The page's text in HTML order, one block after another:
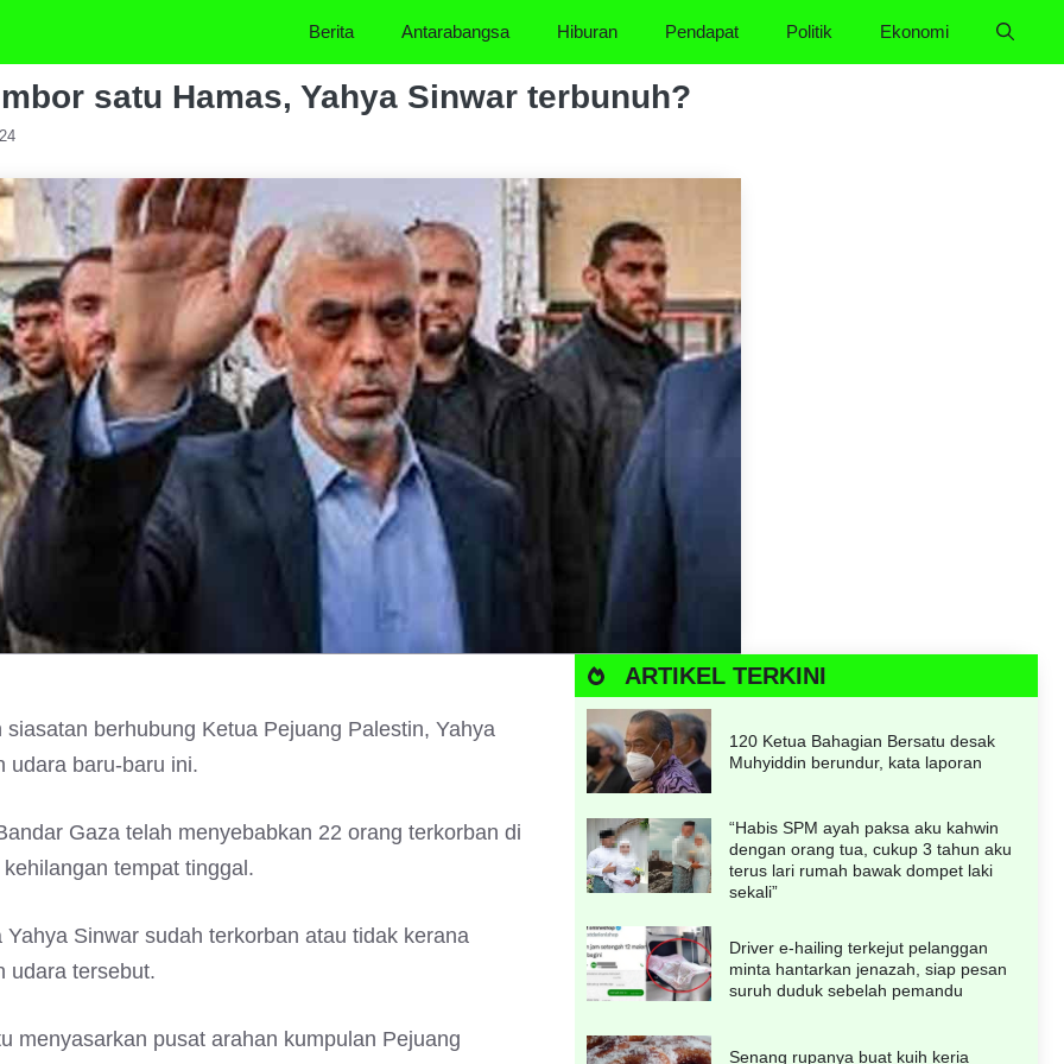
Berita Antarabangsa Hiburan Pendapat Politik Ekonomi
satu Hamas, Yahya Sinwar terbunuh?
berhubung Ketua Pejuang Palestin, Yahya
udara baru-baru ini.
Gaza telah menyebabkan 22 orang terkorban di
tempat tinggal.
Sinwar sudah terkorban atau tidak kerana
udara tersebut.
menyasarkan pusat arahan kumpulan Pejuang
ARTIKEL TERKINI
120 Ketua Bahagian Bersatu desak
Muhyiddin berundur, kata laporan
“Habis SPM ayah paksa aku kahwin
dengan orang tua, cukup 3 tahun aku
terus lari rumah bawak dompet laki
sekali”
Driver e-hailing terkejut pelanggan
minta hantarkan jenazah, siap pesan
suruh duduk sebelah pemandu
Senang rupanya buat kuih keria